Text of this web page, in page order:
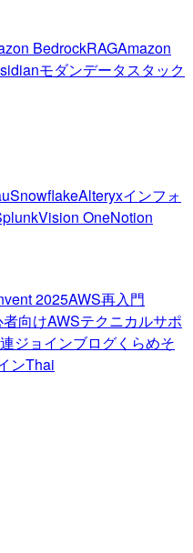
BedrockRAGAmazon
モダンデータスタック
SnowflakeAlteryxインフォ
Vision OneNotion
2025AWS再入門
向けAWSテクニカルサポ
ジョインブログくらめそ
ンThai